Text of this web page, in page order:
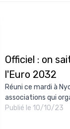
Officiel : on
l'Euro 2032
Réuni ce mardi à
associations qui
Publié le 10/10/23